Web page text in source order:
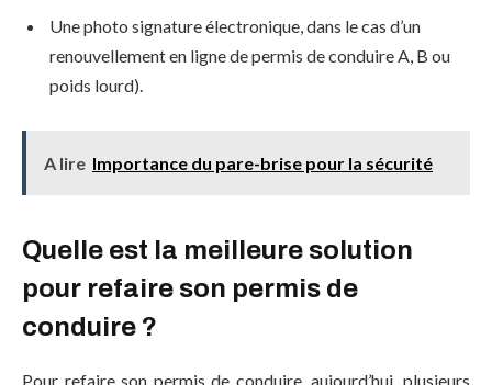
Une photo signature électronique, dans le cas d’un
renouvellement en ligne de permis de conduire A, B ou
poids lourd).
A lire Importance du pare-brise pour la sécurité
Quelle est la meilleure solution
pour refaire son permis de
conduire ?
Pour refaire son permis de conduire, aujourd’hui, plusieurs